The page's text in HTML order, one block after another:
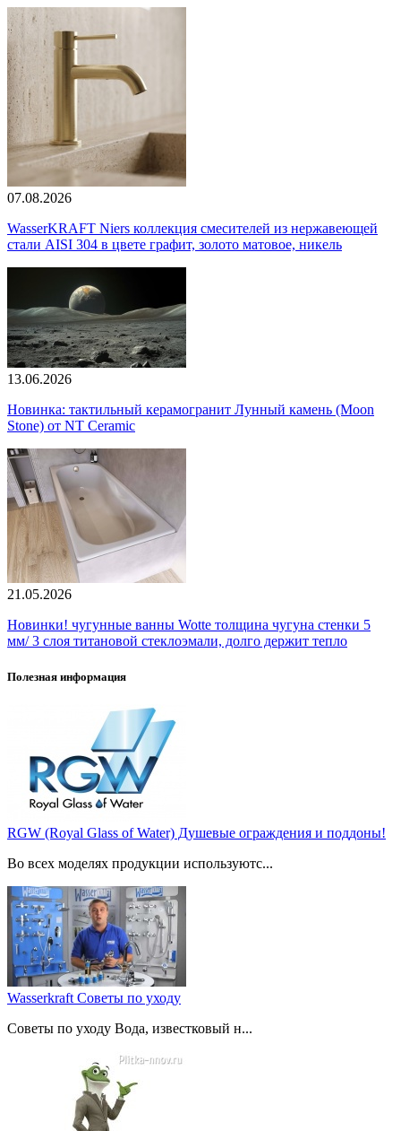
07.08.2026
WasserKRAFT Niers коллекция смесителей из нержавеющей
стали AISI 304 в цвете графит, золото матовое, никель
13.06.2026
Новинка: тактильный керамогранит Лунный камень (Moon
Stone) от NT Ceramic
21.05.2026
Новинки! чугунные ванны Wotte толщина чугуна стенки 5
мм/ 3 слоя титановой стеклоэмали, долго держит тепло
Полезная информация
RGW (Royal Glass of Water) Душевые ограждения и поддоны!
Во всех моделях продукции используютс...
Wasserkraft Советы по уходу
Советы по уходу Вода, известковый н...